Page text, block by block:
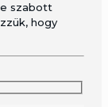
szabott
hogy